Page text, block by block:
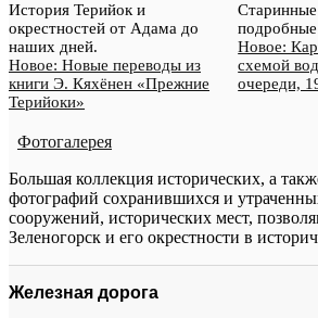
История Терийок и
окрестностей от Адама до
наших дней.
Новое: Новые переводы из
книги Э. Кяхёнен «Прежние
Терийоки»
Новое:
схемой
очереди,
Фотогалерея
Большая коллекция исторических, а
фотографий сохранившихся и
сооружений, исторических мест,
Зеленогорск и его окрестности в
Железная дорога